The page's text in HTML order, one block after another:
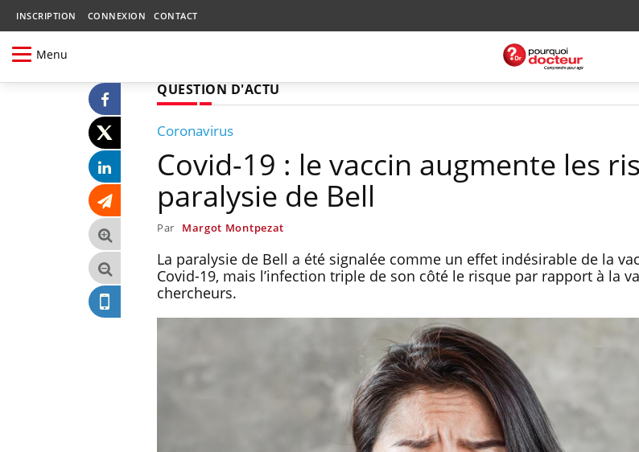
INSCRIPTION CONNEXION CONTACT
Menu
QUESTION D'ACTU
Coronavirus
Covid-19 : le vaccin augmente les
paralysie de Bell
Par Margot Montpezat
La paralysie de Bell a été signalée comme un effet indésirable de la
Covid-19, mais l’infection triple de son côté le risque par rapport à la
chercheurs.